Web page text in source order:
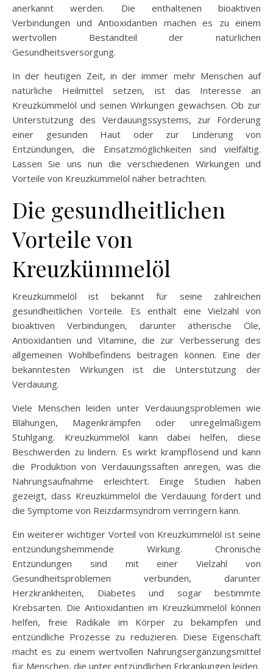
anerkannt werden. Die enthaltenen bioaktiven
Verbindungen und Antioxidantien machen es zu einem
wertvollen Bestandteil der natürlichen
Gesundheitsversorgung.
In der heutigen Zeit, in der immer mehr Menschen auf
natürliche Heilmittel setzen, ist das Interesse an
Kreuzkümmelöl und seinen Wirkungen gewachsen. Ob zur
Unterstützung des Verdauungssystems, zur Förderung
einer gesunden Haut oder zur Linderung von
Entzündungen, die Einsatzmöglichkeiten sind vielfältig.
Lassen Sie uns nun die verschiedenen Wirkungen und
Vorteile von Kreuzkümmelöl näher betrachten.
Die gesundheitlichen
Vorteile von
Kreuzkümmelöl
Kreuzkümmelöl ist bekannt für seine zahlreichen
gesundheitlichen Vorteile. Es enthält eine Vielzahl von
bioaktiven Verbindungen, darunter ätherische Öle,
Antioxidantien und Vitamine, die zur Verbesserung des
allgemeinen Wohlbefindens beitragen können. Eine der
bekanntesten Wirkungen ist die Unterstützung der
Verdauung.
Viele Menschen leiden unter Verdauungsproblemen wie
Blähungen, Magenkrämpfen oder unregelmäßigem
Stuhlgang. Kreuzkümmelöl kann dabei helfen, diese
Beschwerden zu lindern. Es wirkt krampflösend und kann
die Produktion von Verdauungssäften anregen, was die
Nahrungsaufnahme erleichtert. Einige Studien haben
gezeigt, dass Kreuzkümmelöl die Verdauung fördert und
die Symptome von Reizdarmsyndrom verringern kann.
Ein weiterer wichtiger Vorteil von Kreuzkümmelöl ist seine
entzündungshemmende Wirkung. Chronische
Entzündungen sind mit einer Vielzahl von
Gesundheitsproblemen verbunden, darunter
Herzkrankheiten, Diabetes und sogar bestimmte
Krebsarten. Die Antioxidantien im Kreuzkümmelöl können
helfen, freie Radikale im Körper zu bekämpfen und
entzündliche Prozesse zu reduzieren. Diese Eigenschaft
macht es zu einem wertvollen Nahrungsergänzungsmittel
für Menschen, die unter entzündlichen Erkrankungen leiden.